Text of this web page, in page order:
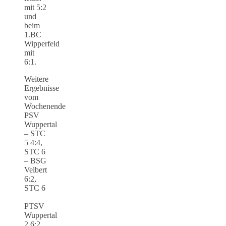
mit 5:2
und
beim
1.BC
Wipperfeld
mit
6:1.
Weitere
Ergebnisse
vom
Wochenende
PSV
Wuppertal
– STC
5 4:4,
STC 6
– BSG
Velbert
6:2,
STC 6
–
PTSV
Wuppertal
2 6:2.